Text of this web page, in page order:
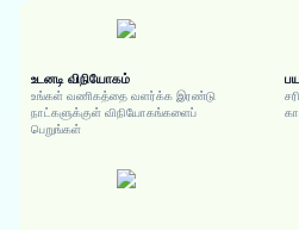
உடனடி விநியோகம்
உங்கள் வணிகத்தை வளர்க்க இரண்டு
நாட்களுக்குள் விநியோகங்களைப்
பெறுங்கள்